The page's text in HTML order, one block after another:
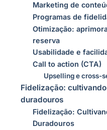
Marketing de
Programas de
Otimização:
reserva
Usabilidade e
Call to action (CTA)
Upselling e cross-
Fidelização:
duradouros
Fidelização:
Duradouros